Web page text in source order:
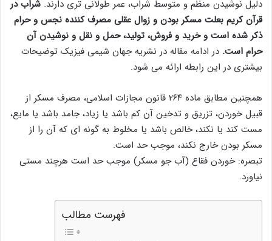
دلیل نوشیدن منظم و متوسط شراب، عمر طولانی تری دارند. شراب در
قرآن کریم بعلت مسکر بودن و زوال عقلی مصرف کننده نجس و حرام
ذکر شده است و خرید و فروش، تولید، حمل و نقل و نوشیدن آن
حرام است. در ادامه مقاله در نشریه جهان شیمی فیزیک توضیحات
بیشتری در این رابطه ارائه می شود.
همچنین مطابق ماده ۲۶۴ قانون مجازات اسلامی، مصرف مسکر از
قبیل خوردن، تزریق و تدخین آن کم باشد یا زیاد، جامد باشد یا مایع،
مست کند یا نکند، خالص باشد یا مخلوط به گونه ای که آن را از
مسکر بودن خارج نکند، موجب حد است.
تبصره: خوردن فقاع (آب جو مسکر) موجب حد است هرچند مستی
نیاورد.
فهرست مطالب